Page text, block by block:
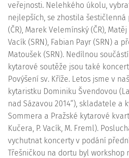
veřejnosti. Nelehkého úkolu,
nejlepších, se zhostila šestičlenná
(ČR), Marek Velemínský (ČR),
Vacík (SRN), Fabian Payr (SRN) a
Matoušek (SRN). Nedílnou
kytarové soutěže jsou také
Povýšení sv. Kříže. Letos jsme v
kytaristku Dominiku Švendovou
nad Sázavou 2014“), skladatele a
Sommera a Pražské kytarové
Kučera, P. Vacík, M. Freml).
vychutnat koncerty v podání
Třešničkou na dortu byl